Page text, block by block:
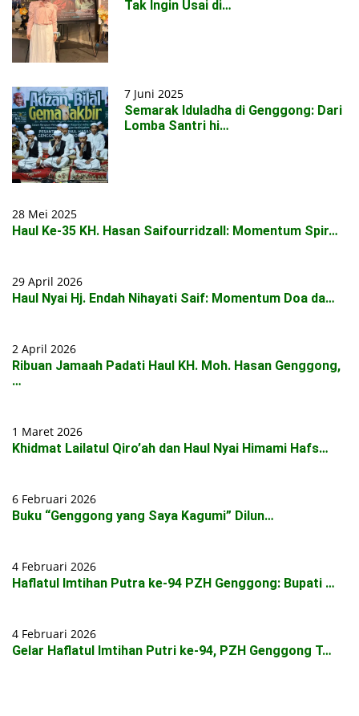
Tak Ingin Usai di…
7 Juni 2025
Semarak Iduladha di Genggong: Dari
Lomba Santri hi…
28 Mei 2025
Haul Ke-35 KH. Hasan Saifourridzall: Momentum Spir…
29 April 2026
Haul Nyai Hj. Endah Nihayati Saif: Momentum Doa da…
2 April 2026
Ribuan Jamaah Padati Haul KH. Moh. Hasan Genggong,
…
1 Maret 2026
Khidmat Lailatul Qiro’ah dan Haul Nyai Himami Hafs…
6 Februari 2026
Buku “Genggong yang Saya Kagumi” Dilun…
4 Februari 2026
Haflatul Imtihan Putra ke-94 PZH Genggong: Bupati …
4 Februari 2026
Gelar Haflatul Imtihan Putri ke-94, PZH Genggong T…